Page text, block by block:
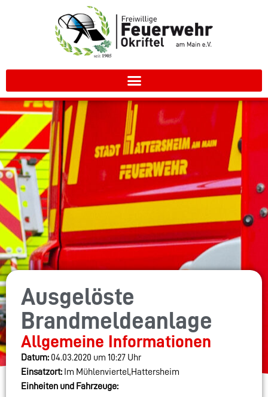
Ausgelöste
Brandmeldeanlage
Allgemeine Informationen
Datum: 04.03.2020 um 10:27 Uhr
Einsatzort: Im Mühlenviertel,Hattersheim
Einheiten und Fahrzeuge: